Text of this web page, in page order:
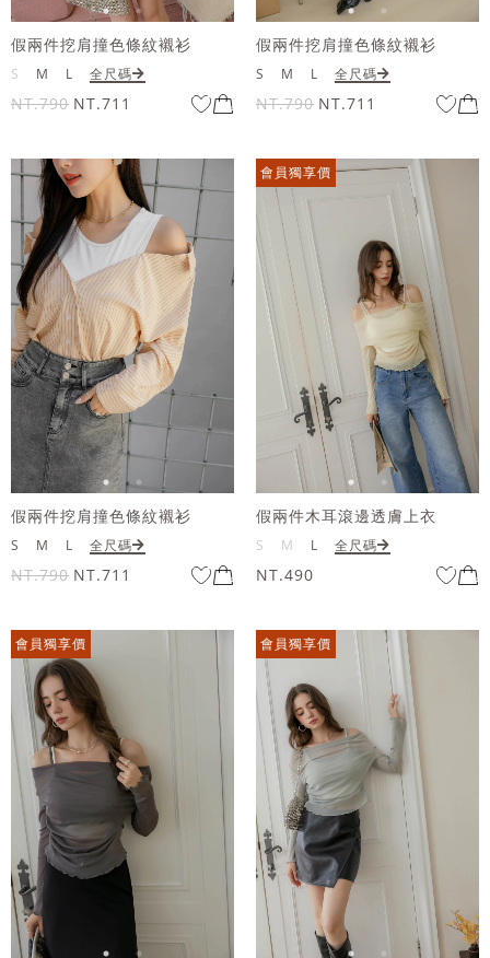
假兩件挖肩撞色條紋襯衫
S M L 全尺碼
NT.790 NT.711
假兩件挖肩撞色條紋襯衫
S M L 全尺碼
NT.790 NT.711
假兩件挖肩撞色條紋襯衫
S M L 全尺碼
NT.790 NT.711
會員獨享價
假兩件木耳滾邊透膚上衣
S M L 全尺碼
NT.490
會員獨享價 會員獨享價